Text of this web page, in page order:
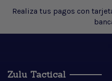
Realiza tus pagos con
Zulu Tactical